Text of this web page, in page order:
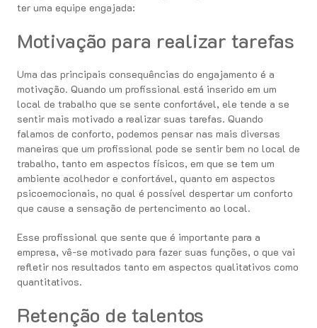
ter uma equipe engajada:
Motivação para realizar tarefas
Uma das principais consequências do engajamento é a
motivação. Quando um profissional está inserido em um
local de trabalho que se sente confortável, ele tende a se
sentir mais motivado a realizar suas tarefas. Quando
falamos de conforto, podemos pensar nas mais diversas
maneiras que um profissional pode se sentir bem no local de
trabalho, tanto em aspectos físicos, em que se tem um
ambiente acolhedor e confortável, quanto em aspectos
psicoemocionais, no qual é possível despertar um conforto
que cause a sensação de pertencimento ao local.
Esse profissional que sente que é importante para a
empresa, vê-se motivado para fazer suas funções, o que vai
refletir nos resultados tanto em aspectos qualitativos como
quantitativos.
Retenção de talentos